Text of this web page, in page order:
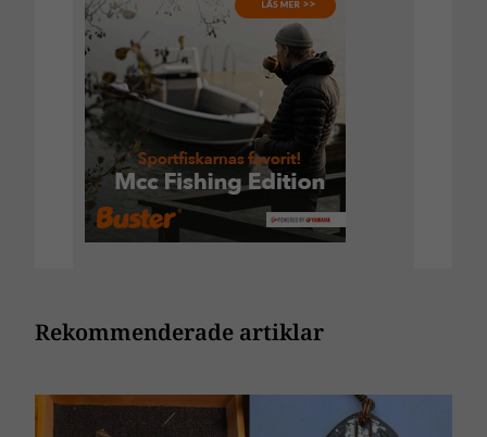
Rekommenderade artiklar